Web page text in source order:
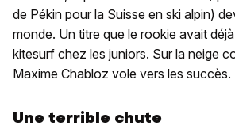
de Pékin pour la Suisse en ski alpin)
monde. Un titre que le rookie avait
kitesurf chez les juniors. Sur la neige
Maxime Chabloz vole vers les succès.
Une terrible chute